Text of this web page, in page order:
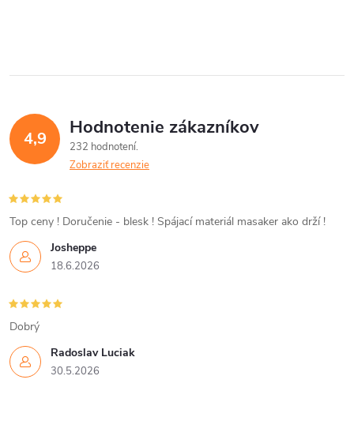
4,9 Hodnotenie zákazníkov
232 hodnotení
Zobraziť recenzie
Josheppe
18.6.2026
Top ceny ! Doručenie - blesk ! Spájací materiál masaker ako drží !
Radoslav Luciak
30.5.2026
Dobrý